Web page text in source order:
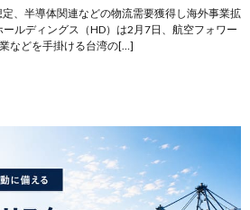
、半導体関連などの物流需要獲得し海外事業拡
ールディングス（HD）は2月7日、航空フォワー
などを手掛ける台湾の[…]